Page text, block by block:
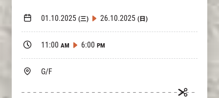
01.10.2025 (三) 26.10.2025 (日)
11:00 AM 6:00 PM
G/F